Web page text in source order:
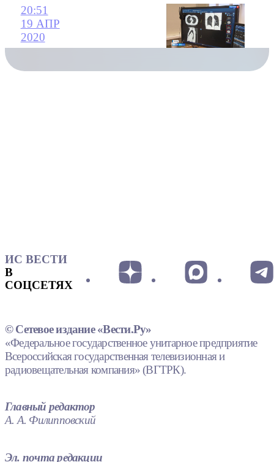
20:51
19 АПР
2020
ИС ВЕСТИ
В
СОЦСЕТЯХ
© Сетевое издание «Вести.Ру»
«Федеральное государственное унитарное предприятие
Всероссийская государственная телевизионная и
радиовещательная компания» (ВГТРК).
Главный редактор
А. А. Филипповский
Эл. почта редакции